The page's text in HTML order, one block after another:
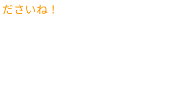
さいね！